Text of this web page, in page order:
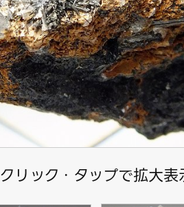
クリック・タップで拡大表